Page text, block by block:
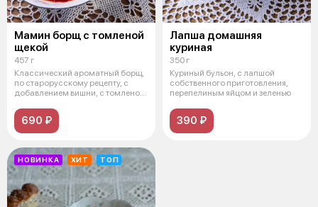
Мамин борщ с томленой
щекой
457 г
Классический ароматный борщ,
по старорусскому рецепту, с
добавлением вишни, с томленой
690 ₽
Лапша домашняя
куриная
350 г
Куриный бульон, с лапшой
собственного приготовления,
перепелиным яйцом и зеленью
390 ₽
НОВИНКА ХИТ ТОП